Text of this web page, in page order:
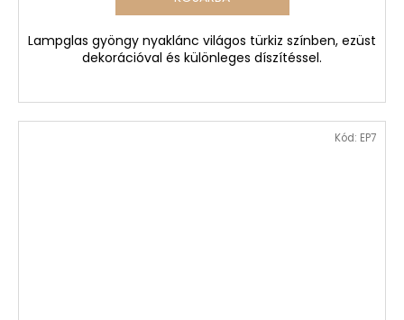
Lampglas gyöngy nyaklánc világos türkiz színben, ezüst
dekorációval és különleges díszítéssel.
Kód: EP7